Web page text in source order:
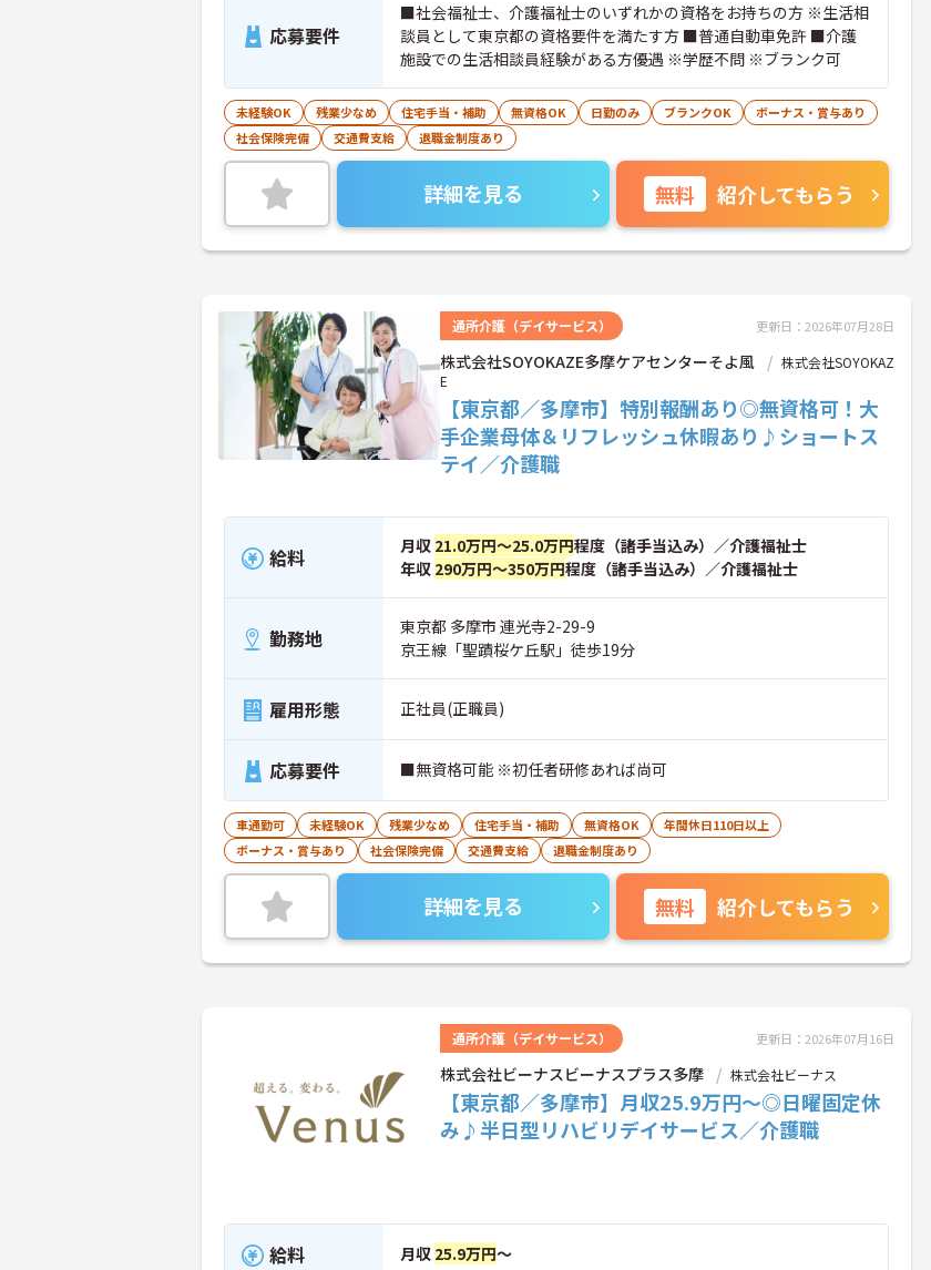
応募要件
■社会福祉士、介護福祉士のいずれかの資格をお持ちの方 ※生活相
談員として東京都の資格要件を満たす方 ■普通自動車免許 ■介護
施設での生活相談員経験がある方優遇 ※学歴不問 ※ブランク可
未経験OK 残業少なめ 住宅手当・補助 無資格OK 日勤のみ ブランクOK
ボーナス・賞与あり
社会保険完備
交通費支給 退職金制度あり
詳細を見る 無料 紹介してもらう
通所介護（デイサービス） 更新日：2026年07月28日
株式会社SOYOKAZE多摩ケアセンターそよ風
株式会社SOYOKAZ
E
【東京都／多摩市】特別報酬あり◎無資格可！大
手企業母体＆リフレッシュ休暇あり♪ショートス
テイ／介護職
給料 月収 21.0万円～25.0万円程度（諸手当込み）／介護福祉士
年収 290万円～350万円程度（諸手当込み）／介護福祉士
勤務地
東京都 多摩市 連光寺2-29-9
京王線「聖蹟桜ケ丘駅」徒歩19分
雇用形態 正社員(正職員)
応募要件 ■無資格可能 ※初任者研修あれば尚可
車通勤可 未経験OK 残業少なめ 住宅手当・補助 無資格OK
年間休日110日以上
ボーナス・賞与あり
社会保険完備 交通費支給 退職金制度あり
詳細を見る 無料 紹介してもらう
通所介護（デイサービス） 更新日：2026年07月16日
株式会社ビーナスビーナスプラス多摩 株式会社ビーナス
【東京都／多摩市】月収25.9万円～◎日曜固定休
み♪半日型リハビリデイサービス／介護職
給料 月収 25.9万円～